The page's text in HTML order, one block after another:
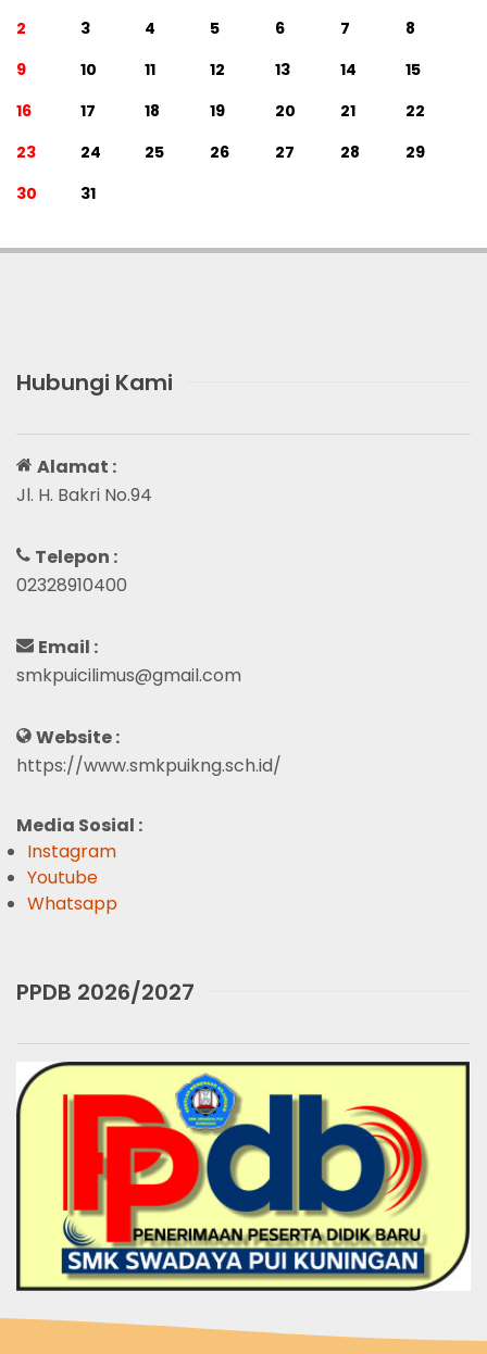
2
3 4 5 6 7
8
9
10 11 12 13 14
15
16
17 18 19 20 21
22
23
24 25 26 27 28
29
30
31
Hubungi Kami
Alamat :
Jl. H. Bakri No.94
Telepon :
02328910400
Email :
smkpuicilimus@gmail.com
Website :
https://www.smkpuikng.sch.id/
Media Sosial :
Instagram
Youtube
Whatsapp
PPDB 2026/2027